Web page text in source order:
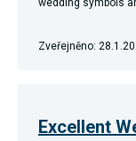
wedding symbols
Zveřejněno:
Excellent